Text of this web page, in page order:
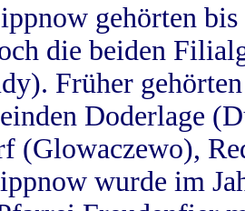
gehörten
die beiden
Früher
Doderlage
(Glowaczewo),
wurde im